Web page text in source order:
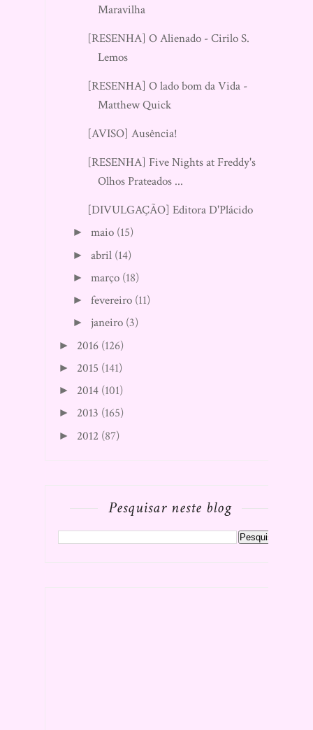
Maravilha
[RESENHA] O Alienado - Cirilo S.
Lemos
[RESENHA] O lado bom da Vida -
Matthew Quick
[AVISO] Ausência!
[RESENHA] Five Nights at Freddy's
Olhos Prateados ...
[DIVULGAÇÃO] Editora D'Plácido
►maio (15)
►abril (14)
►março (18)
►fevereiro (11)
► janeiro (3)
► 2016 (126)
► 2015 (141)
► 2014 (101)
► 2013 (165)
► 2012 (87)
Pesquisar neste blog